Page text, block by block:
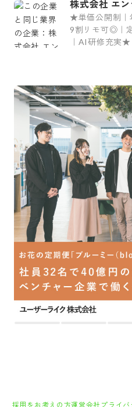
株式会社 エ
★単価公開制｜
9割リモ可◎｜
｜AI研修充実★
採用をお考えの方運営会社 プライ